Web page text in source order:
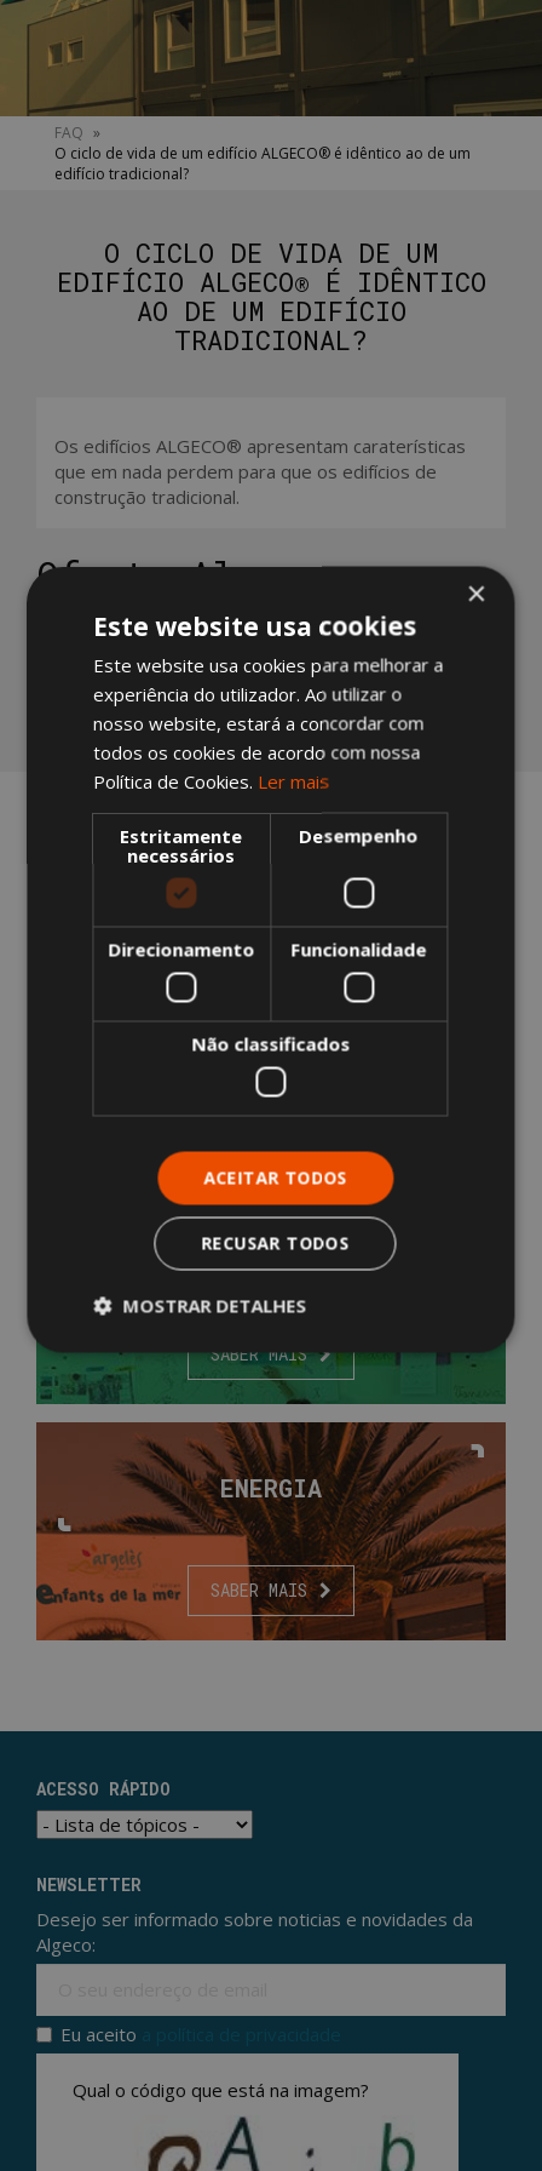
You
are
FAQ »
O ciclo de vida de um edifício ALGECO® é idêntico ao de um
edifício tradicional?
O CICLO DE VIDA DE UM
EDIFÍCIO ALGECO® É IDÊNTICO
AO DE UM EDIFÍCIO
TRADICIONAL?
Os edifícios ALGECO® apresentam caraterísticas
que em nada perdem para que os edifícios de
construção tradicional.
Oferta Algeco
Quais são as vantagens de um edifício modular?
Alugam ou vendem?
Asseguram o serviço pós-venda?
RETOMAR LISTA DE FAQS
SERVIÇOS 360°
CONFORTO EESTÉTICA
SABER MAIS
SEGURANÇAE PREVENÇÃO
RISCOS
SABER MAIS
ENERGIA
SABER MAIS
ACESSO RÁPIDO
NEWSLETTER
Desejo ser informado sobre noticias e novidades da
Algeco:
Eu aceito
Politica de privacidade*
Qual o código que está na imagem?
×
Este website usa cookies
Este website usa cookies para melhorar a
experiência do utilizador. Ao utilizar o
nosso website, estará a concordar com
todos os cookies de acordo com nossa
Política de Cookies. Ler mais
Estritamente
necessários
Desempenho
Direcionamento Funcionalidade
Não classificados
ACEITAR TODOS
RECUSAR TODOS
MOSTRAR DETALHES